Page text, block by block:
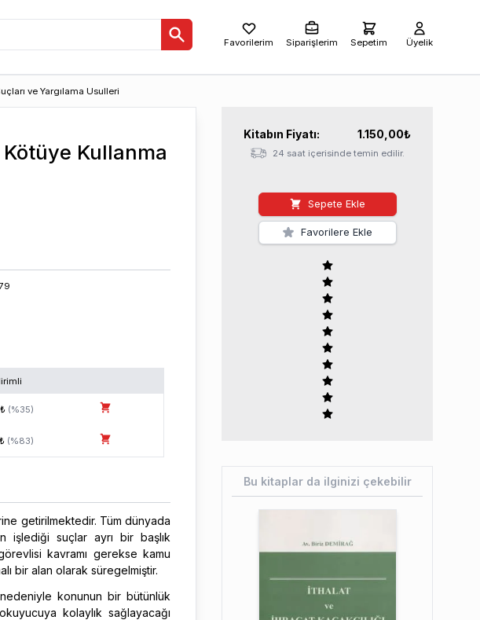
Favorilerim Siparişlerim Sepetim Üyelik
ve Yargılama Usulleri
Kullanma
₺ (%35)
₺ (%83)
getirilmektedir. Tüm dünyada
işlediği suçlar ayrı bir başlık
kavramı gerekse kamu
bir alan olarak süregelmiştir.
konunun bir bütünlük
kolaylık sağlayacağı
Kitabın Fiyatı: 1.150,00₺
24 saat içerisinde temin edilir.
Sepete Ekle
Favorilere Ekle
Bu kitaplar da ilginizi çekebilir